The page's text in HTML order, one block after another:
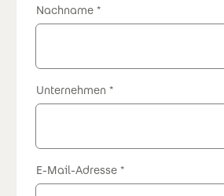
Nachname
Unternehmen
E-Mail-Adresse